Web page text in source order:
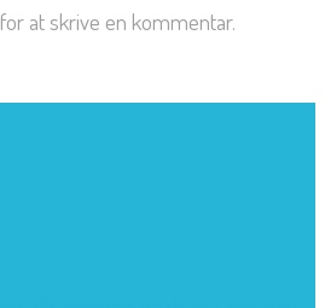
for at skrive en kommentar.